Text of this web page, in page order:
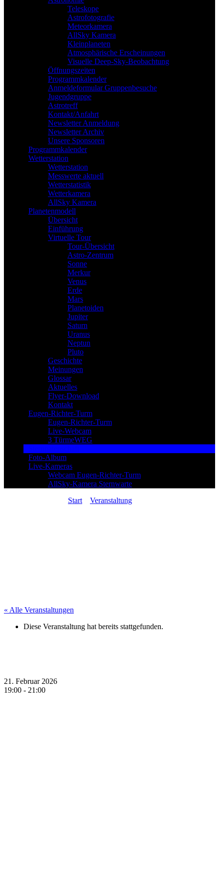
Teleskope
Astrofotografie
Meteorkamera
AllSky Kamera
Kleinplaneten
Atmosphärische Erscheinungen
Visuelle Deep-Sky-Beobachtung
Öffnungszeiten
Programmkalender
Anmeldeformular Gruppenbesuche
Jugendgruppe
Astrotreff
Kontakt/Anfahrt
Newsletter Anmeldung
Newsletter Archiv
Unsere Sponsoren
Programmkalender
Wetterstation
Wetterstation
Messwerte aktuell
Wetterstatistik
Wetterkamera
AllSky Kamera
Planetenmodell
Übersicht
Einführung
Virtuelle Tour
Tour-Übersicht
Astro-Zentrum
Sonne
Merkur
Venus
Erde
Mars
Planetoiden
Jupiter
Saturn
Uranus
Neptun
Pluto
Geschichte
Meinungen
Glossar
Aktuelles
Flyer-Download
Kontakt
Eugen-Richter-Turm
Eugen-Richter-Turm
Live-Webcam
3 TürmeWEG
Foto-Album
Live-Kameras
Webcam Eugen-Richter-Turm
AllSky-Kamera Sternwarte
Start Veranstaltung
« Alle Veranstaltungen
Diese Veranstaltung hat bereits stattgefunden.
21. Februar 2026
19:00 - 21:00